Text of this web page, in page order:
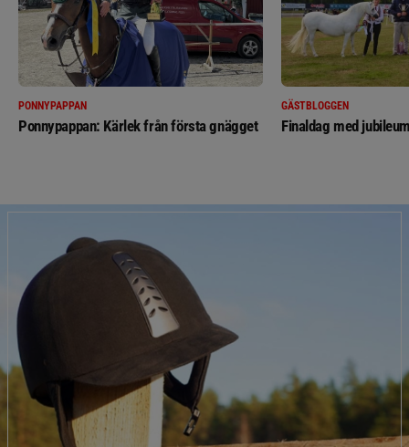
PONNYPAPPAN
Ponnypappan: Kärlek från första gnägget
GÄSTBLOGGEN
Finaldag med